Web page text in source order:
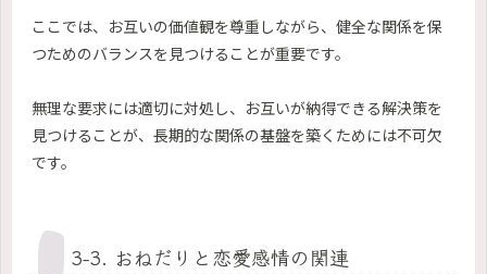
ここでは、お互いの価値観を尊重しながら、健全な関係を保
つためのバランスを見つけることが重要です。
無理な要求には適切に対処し、お互いが納得できる解決策を
見つけることが、長期的な関係の基盤を築くためには不可欠
です。
3-3. おねだりと恋愛感情の関連